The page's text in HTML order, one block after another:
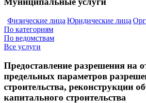
Физические лица Юридические лица
По категориям
По ведомствам
Все услуги
Предоставление разрешения на
предельных параметров
строительства, реконструкции
капитального строительства